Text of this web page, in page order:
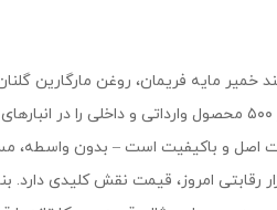
خمیر مایه فریمان، روغن مارگارین
اصل، روبوستا فله‌ای و ترک فول مدیوم. ما بیش از ۵۰۰
و باکیفیت است – بدون واسطه،
رقابتی امروز، قیمت نقش کلیدی دارد.